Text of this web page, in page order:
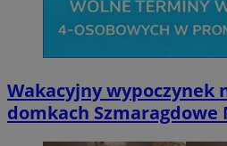
Wakacyjny wypoczynek
domkach Szmaragdowe